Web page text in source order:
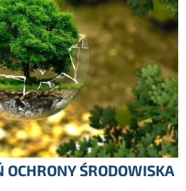
ŚRODOWISKA